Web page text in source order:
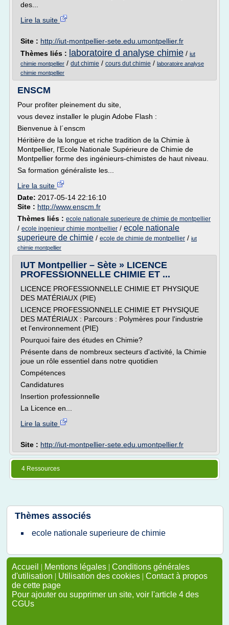
des...
Lire la suite
Site : http://iut-montpellier-sete.edu.umontpellier.fr
Thèmes liés : laboratoire d analyse chimie / iut
chimie montpellier / dut chimie / cours dut chimie / laboratoire analyse
chimie montpellier
ENSCM
Pour profiter pleinement du site,
vous devez installer le plugin Adobe Flash :
Bienvenue à l´enscm
Héritière de la longue et riche tradition de la Chimie à
Montpellier, l'Ecole Nationale Supérieure de Chimie de
Montpellier forme des ingénieurs-chimistes de haut niveau.
Sa formation généraliste les...
Lire la suite
Date: 2017-05-14 22:16:10
Site : http://www.enscm.fr
Thèmes liés : ecole nationale superieure de chimie de montpellier
/ ecole ingenieur chimie montpellier / ecole nationale
superieure de chimie / ecole de chimie de montpellier / iut
chimie montpellier
IUT Montpellier – Sète » LICENCE
PROFESSIONNELLE CHIMIE ET ...
LICENCE PROFESSIONNELLE CHIMIE ET PHYSIQUE
DES MATÉRIAUX (PIE)
LICENCE PROFESSIONNELLE CHIMIE ET PHYSIQUE
DES MATÉRIAUX : Parcours : Polymères pour l'industrie
et l'environnement (PIE)
Pourquoi faire des études en Chimie?
Présente dans de nombreux secteurs d'activité, la Chimie
joue un rôle essentiel dans notre quotidien
Compétences
Candidatures
Insertion professionnelle
La Licence en...
Lire la suite
Site : http://iut-montpellier-sete.edu.umontpellier.fr
4 Ressources
Thèmes associés
ecole nationale superieure de chimie
Accueil | Mentions légales | Conditions générales
d'utilisation | Utilisation des cookies | Contact à propos
de cette page
Pour ajouter ou supprimer un site, voir l'article 4 des
CGUs